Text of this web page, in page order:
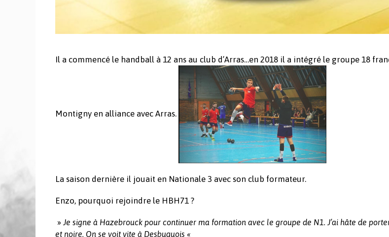
Il a commencé le handball à 12 ans au club d’Arras…en 2018 il a intégré le groupe 18
Montigny en alliance avec Arras.
La saison dernière il jouait en Nationale 3 avec son club formateur.
Enzo, pourquoi rejoindre le HBH71 ?
» Je signe à Hazebrouck pour continuer ma formation avec le groupe de N1. J’ai hâte de
et noire. On se voit vite à Desbuquois «